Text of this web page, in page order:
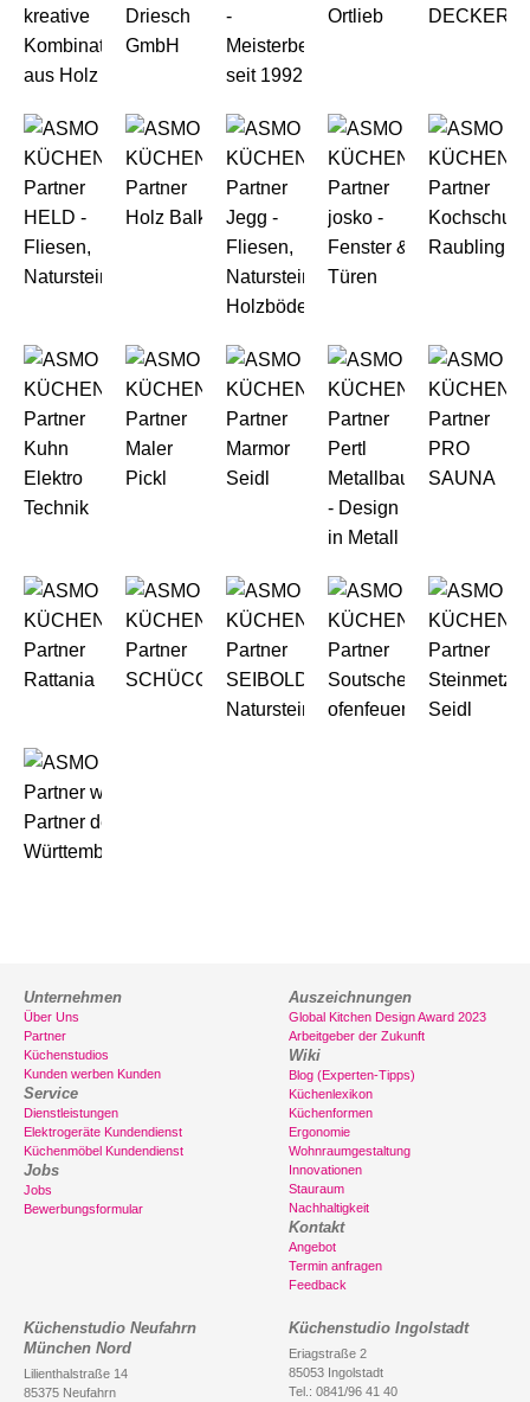
Unternehmen
Über Uns
Partner
Küchenstudios
Kunden werben Kunden
Service
Dienstleistungen
Elektrogeräte Kundendienst
Küchenmöbel Kundendienst
Jobs
Jobs
Bewerbungsformular
Auszeichnungen
Global Kitchen Design Award 2023
Arbeitgeber der Zukunft
Wiki
Blog (Experten-Tipps)
Küchenlexikon
Küchenformen
Ergonomie
Wohnraumgestaltung
Innovationen
Stauraum
Nachhaltigkeit
Kontakt
Angebot
Termin anfragen
Feedback
Küchenstudio Neufahrn
München Nord
Lilienthalstraße 14
85375 Neufahrn
Küchenstudio Ingolstadt
Eriagstraße 2
85053 Ingolstadt
Tel.: 0841/96 41 40